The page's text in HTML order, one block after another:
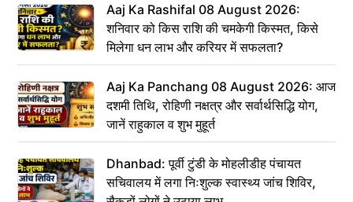
Aaj Ka Rashifal 08 August 2026:
शनिवार को किस राशि की चमकेगी किस्मत, किसे
मिलेगा धन लाभ और करियर में सफलता?
Aaj Ka Panchang 08 August 2026: आज
दशमी तिथि, रोहिणी नक्षत्र और सर्वार्थसिद्धि योग,
जानें राहुकाल व शुभ मुहूर्त
Dhanbad: पूर्वी टुंडी के मोहलीडीह पंचायत
सचिवालय में लगा निःशुल्क स्वास्थ्य जांच शिविर,